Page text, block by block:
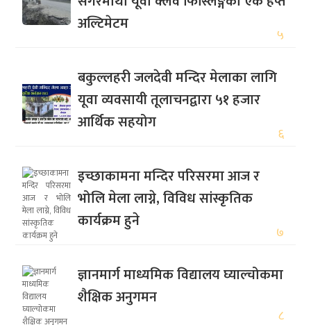
अल्टिमेटम
५
बकुल्लहरी जलदेवी मन्दिर मेलाका लागि
यूवा व्यवसायी तूलाचनद्वारा ५१ हजार
आर्थिक सहयोग
६
इच्छाकामना मन्दिर परिसरमा आज र
भोलि मेला लाग्ने, विविध सांस्कृतिक
कार्यक्रम हुने
७
ज्ञानमार्ग माध्यमिक विद्यालय घ्याल्चोकमा
शैक्षिक अनुगमन
८